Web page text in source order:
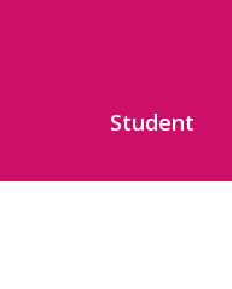
Student